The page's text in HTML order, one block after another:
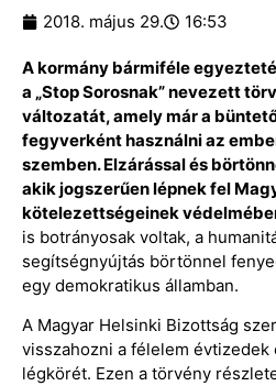
2018. május 29. 16:53
A kormány bármiféle
a „Stop Sorosnak” nevezett
változatát, amely már a
fegyverként használni az
szemben. Elzárással és
akik jogszerűen lépnek fel
kötelezettségeinek
is botrányosak voltak, a
segítségnyújtás börtönnel
egy demokratikus államban.
A Magyar Helsinki Bizottság
visszahozni a félelem évtizedek
légkörét. Ezen a törvény